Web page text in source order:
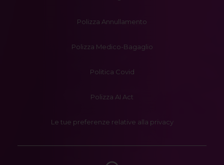
Polizza Annullamento
Polizza Medico-Bagaglio
Politica Covid
Polizza AI Act
Le tue preferenze relative alla privacy